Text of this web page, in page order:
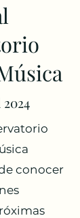
conocer